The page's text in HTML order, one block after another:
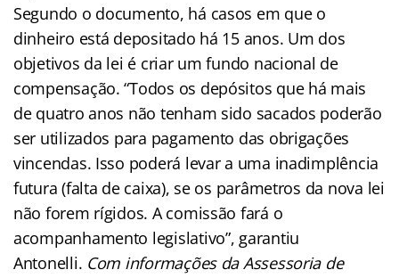
Segundo o documento, há casos em que o
dinheiro está depositado há 15 anos. Um dos
objetivos da lei é criar um fundo nacional de
compensação. “Todos os depósitos que há mais
de quatro anos não tenham sido sacados poderão
ser utilizados para pagamento das obrigações
vincendas. Isso poderá levar a uma inadimplência
futura (falta de caixa), se os parâmetros da nova lei
não forem rígidos. A comissão fará o
acompanhamento legislativo”, garantiu
Antonelli. Com informações da Assessoria de